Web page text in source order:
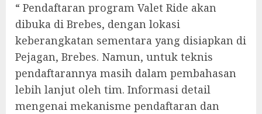
“ Pendaftaran program Valet Ride akan
dibuka di Brebes, dengan lokasi
keberangkatan sementara yang disiapkan di
Pejagan, Brebes. Namun, untuk teknis
pendaftarannya masih dalam pembahasan
lebih lanjut oleh tim. Informasi detail
mengenai mekanisme pendaftaran dan